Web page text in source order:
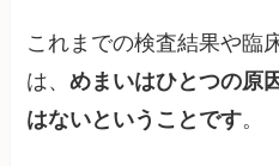
これまでの検査結果や臨
は、めまいはひとつの原
はないということです。